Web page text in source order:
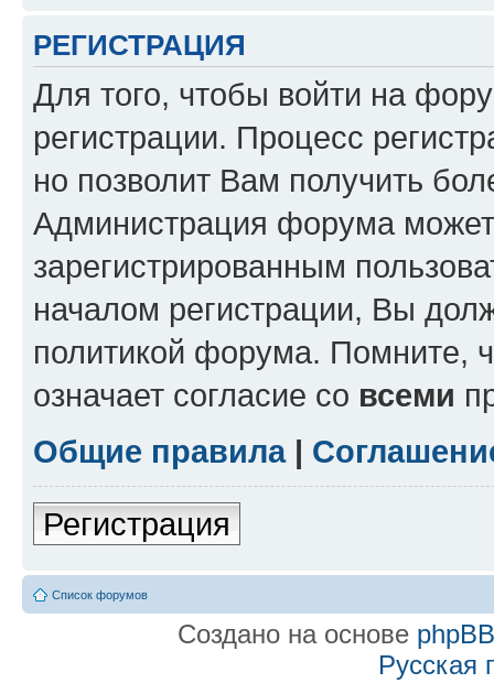
РЕГИСТРАЦИЯ
Для того, чтобы войти на
регистрации. Процесс
но позволит Вам получить
Администрация форума может
зарегистрированным
началом регистрации, Вы
политикой форума. Помните,
означает согласие со всеми
Общие правила|
Регистрация
Список форумов
Создано на основе phpBB
Русская